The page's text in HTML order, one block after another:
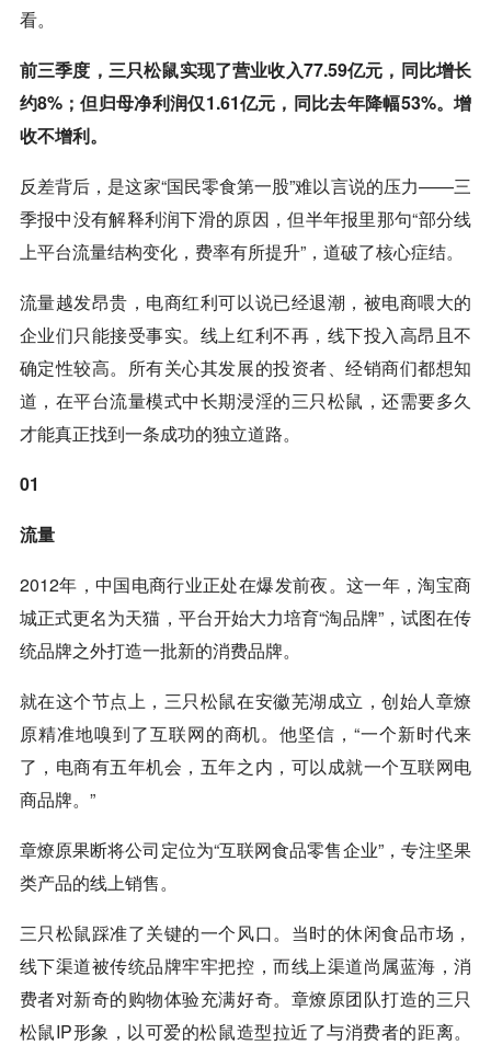
看。
前三季度，三只松鼠实现了营业收入77.59亿元，同比增长
约8%；但归母净利润仅1.61亿元，同比去年降幅53%。增
收不增利。
反差背后，是这家“国民零食第一股”难以言说的压力——三
季报中没有解释利润下滑的原因，但半年报里那句“部分线
上平台流量结构变化，费率有所提升”，道破了核心症结。
流量越发昂贵，电商红利可以说已经退潮，被电商喂大的
企业们只能接受事实。线上红利不再，线下投入高昂且不
确定性较高。所有关心其发展的投资者、经销商们都想知
道，在平台流量模式中长期浸淫的三只松鼠，还需要多久
才能真正找到一条成功的独立道路。
01
流量
2012年，中国电商行业正处在爆发前夜。这一年，淘宝商
城正式更名为天猫，平台开始大力培育“淘品牌”，试图在传
统品牌之外打造一批新的消费品牌。
就在这个节点上，三只松鼠在安徽芜湖成立，创始人章燎
原精准地嗅到了互联网的商机。他坚信，“一个新时代来
了，电商有五年机会，五年之内，可以成就一个互联网电
商品牌。”
章燎原果断将公司定位为“互联网食品零售企业”，专注坚果
类产品的线上销售。
三只松鼠踩准了关键的一个风口。当时的休闲食品市场，
线下渠道被传统品牌牢牢把控，而线上渠道尚属蓝海，消
费者对新奇的购物体验充满好奇。章燎原团队打造的三只
松鼠IP形象，以可爱的松鼠造型拉近了与消费者的距离。